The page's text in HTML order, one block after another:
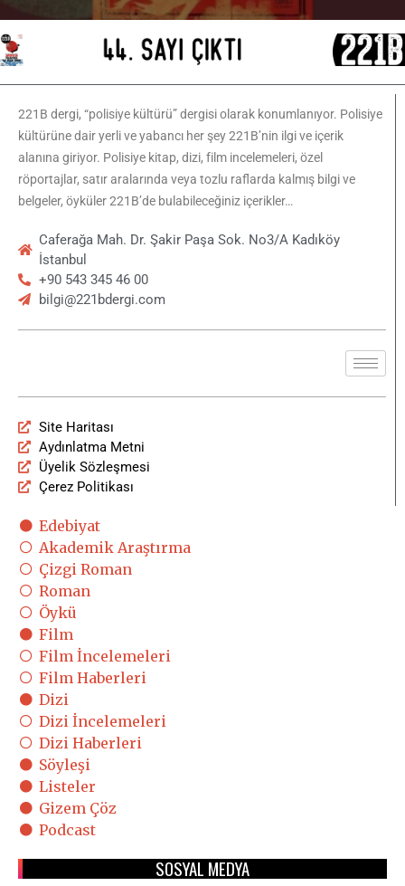
221B dergi, “polisiye kültürü” dergisi olarak konumlanıyor. Polisiye
kültürüne dair yerli ve yabancı her şey 221B’nin ilgi ve içerik
alanına giriyor. Polisiye kitap, dizi, film incelemeleri, özel
röportajlar, satır aralarında veya tozlu raflarda kalmış bilgi ve
belgeler, öyküler 221B’de bulabileceğiniz içerikler…
Caferağa Mah. Dr. Şakir Paşa Sok. No3/A Kadıköy
İstanbul
+90 543 345 46 00
bilgi@221bdergi.com
Site Haritası
Aydınlatma Metni
Üyelik Sözleşmesi
Çerez Politikası
Edebiyat
Akademik Araştırma
Çizgi Roman
Roman
Öykü
Film
Film İncelemeleri
Film Haberleri
Dizi
Dizi İncelemeleri
Dizi Haberleri
Söyleşi
Listeler
Gizem Çöz
Podcast
SOSYAL MEDYA